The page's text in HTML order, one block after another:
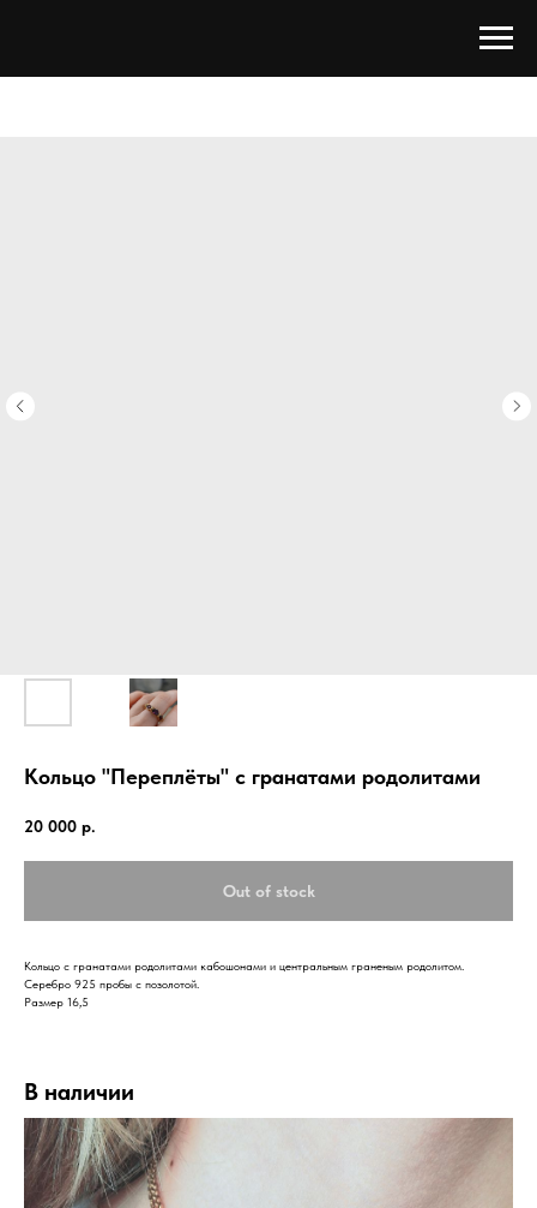
Кольцо "Переплёты" с гранатами родолитами
20 000 р.
Out of stock
Кольцо с гранатами родолитами кабошонами и центральным граненым родолитом.
Серебро 925 пробы с позолотой.
Размер 16,5
В наличии